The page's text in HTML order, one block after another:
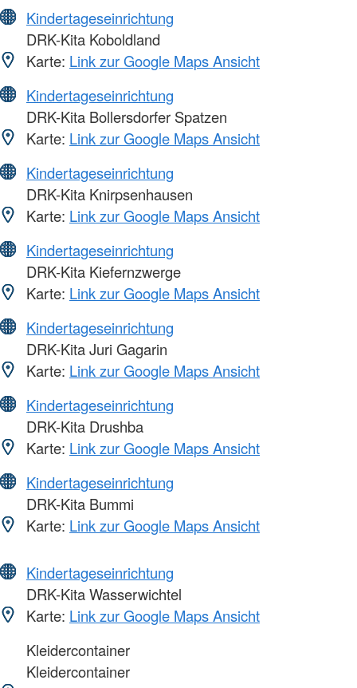
Kindertageseinrichtung
DRK-Kita Koboldland
Karte: Link zur Google Maps Ansicht
Kindertageseinrichtung
DRK-Kita Bollersdorfer Spatzen
Karte: Link zur Google Maps Ansicht
Kindertageseinrichtung
DRK-Kita Knirpsenhausen
Karte: Link zur Google Maps Ansicht
Kindertageseinrichtung
DRK-Kita Kiefernzwerge
Karte: Link zur Google Maps Ansicht
Kindertageseinrichtung
DRK-Kita Juri Gagarin
Karte: Link zur Google Maps Ansicht
Kindertageseinrichtung
DRK-Kita Drushba
Karte: Link zur Google Maps Ansicht
Kindertageseinrichtung
DRK-Kita Bummi
Karte: Link zur Google Maps Ansicht
Kindertageseinrichtung
DRK-Kita Wasserwichtel
Karte: Link zur Google Maps Ansicht
Kleidercontainer
Kleidercontainer